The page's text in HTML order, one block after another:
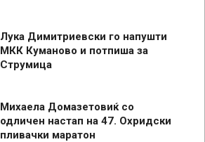
Лука Димитриевски го напушти
МКК Куманово и потпиша за
Струмица
Михаела Домазетовиќ со
одличен настап на 47. Охридски
пливачки маратон